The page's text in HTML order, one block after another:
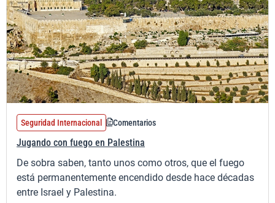
Seguridad Internacional Comentarios
Jugando con fuego en Palestina
De sobra saben, tanto unos como otros, que el fuego
está permanentemente encendido desde hace décadas
entre Israel y Palestina.